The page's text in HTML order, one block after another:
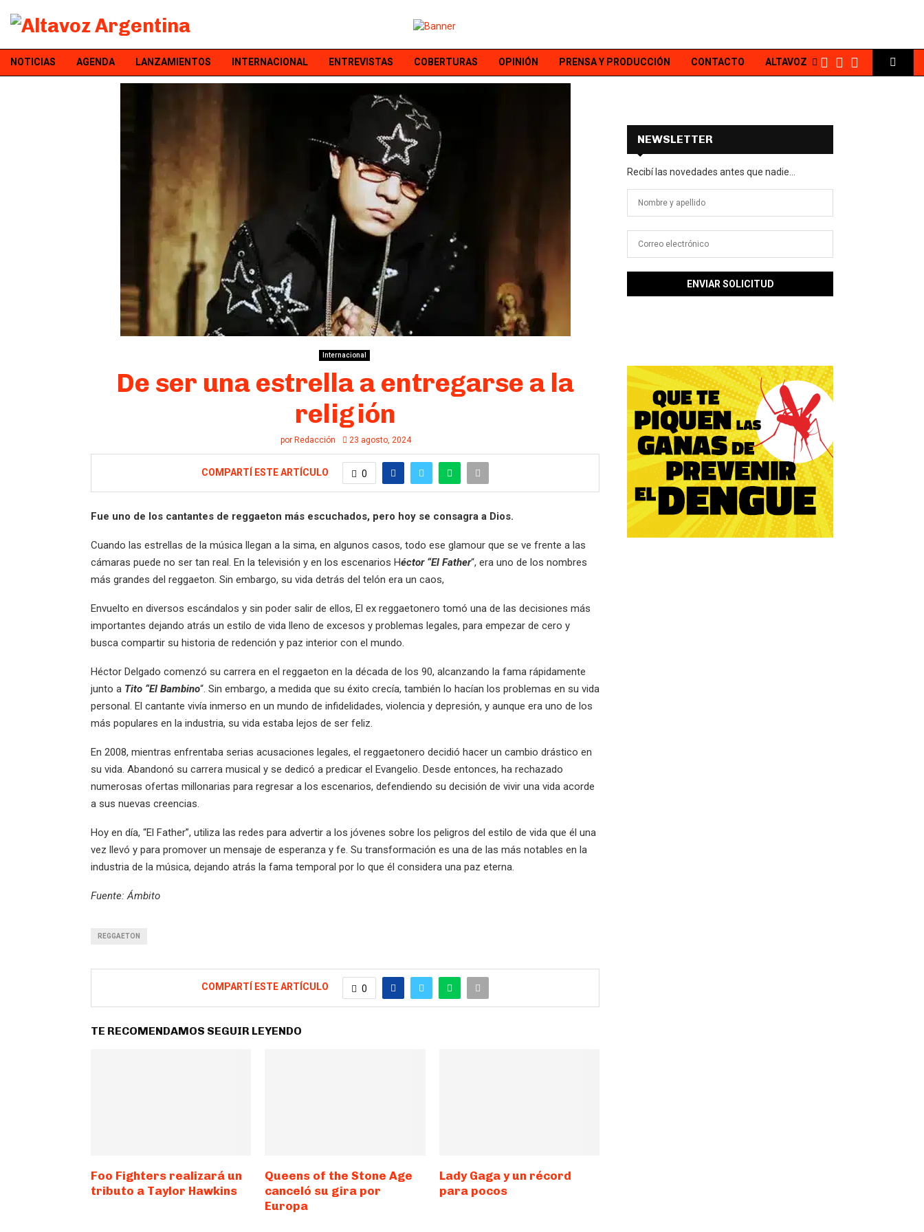
NOTICIAS AGENDA LANZAMIENTOS INTERNACIONAL ENTREVISTAS COBERTURAS OPINIÓN PRENSA Y PRODUCCIÓN CONTACTO ALTAVOZ
Internacional
De ser una estrella a entregarse a la
religión
por Redacción 23 agosto, 2024
COMPARTÍ ESTE ARTÍCULO 0
Fue uno de los cantantes de reggaeton más escuchados, pero hoy se consagra a Dios.
Cuando las estrellas de la música llegan a la sima, en algunos casos, todo ese glamour que se ve frente a las
cámaras puede no ser tan real. En la televisión y en los escenarios Héctor “El Father“, era uno de los nombres
más grandes del reggaeton. Sin embargo, su vida detrás del telón era un caos,
Envuelto en diversos escándalos y sin poder salir de ellos, El ex reggaetonero tomó una de las decisiones más
importantes dejando atrás un estilo de vida lleno de excesos y problemas legales, para empezar de cero y
busca compartir su historia de redención y paz interior con el mundo.
Héctor Delgado comenzó su carrera en el reggaeton en la década de los 90, alcanzando la fama rápidamente
junto a Tito “El Bambino“. Sin embargo, a medida que su éxito crecía, también lo hacían los problemas en su vida
personal. El cantante vivía inmerso en un mundo de infidelidades, violencia y depresión, y aunque era uno de los
más populares en la industria, su vida estaba lejos de ser feliz.
En 2008, mientras enfrentaba serias acusaciones legales, el reggaetonero decidió hacer un cambio drástico en
su vida. Abandonó su carrera musical y se dedicó a predicar el Evangelio. Desde entonces, ha rechazado
numerosas ofertas millonarias para regresar a los escenarios, defendiendo su decisión de vivir una vida acorde
a sus nuevas creencias.
Hoy en día, “El Father”, utiliza las redes para advertir a los jóvenes sobre los peligros del estilo de vida que él una
vez llevó y para promover un mensaje de esperanza y fe. Su transformación es una de las más notables en la
industria de la música, dejando atrás la fama temporal por lo que él considera una paz eterna.
Fuente: Ámbito
REGGAETON
COMPARTÍ ESTE ARTÍCULO 0
TE RECOMENDAMOS SEGUIR LEYENDO
Foo Fighters realizará un
tributo a Taylor Hawkins
Queens of the Stone Age
canceló su gira por
Europa
Lady Gaga y un récord
para pocos
NEWSLETTER
Recibí las novedades antes que nadie...